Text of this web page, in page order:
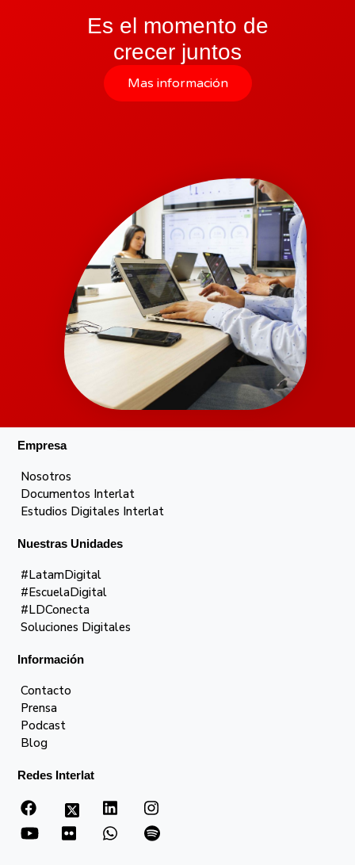
Es el momento de
crecer juntos
Mas información
Empresa
Nosotros
Documentos Interlat
Estudios Digitales Interlat
Nuestras Unidades
#LatamDigital
#EscuelaDigital
#LDConecta
Soluciones Digitales
Información
Contacto
Prensa
Podcast
Blog
Redes Interlat